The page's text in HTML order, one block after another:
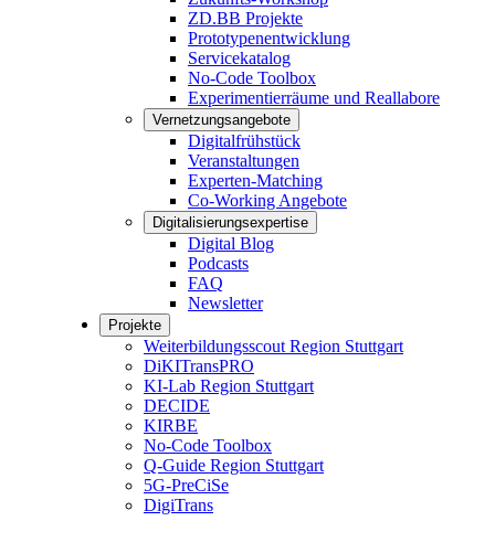
ZD.BB Projekte​
Prototypenentwicklung
Servicekatalog
No-Code Toolbox
Experimentierräume und Reallabore
Vernetzungsangebote
Digitalfrühstück
Veranstaltungen
Experten-Matching
Co-Working Angebote
Digitalisierungsexpertise
Digital Blog
Podcasts
FAQ
Newsletter
Projekte
Weiterbildungsscout Region Stuttgart
DiKITransPRO
KI-Lab Region Stuttgart
DECIDE
KIRBE
No-Code Toolbox
Q-Guide Region Stuttgart
5G-PreCiSe
DigiTrans